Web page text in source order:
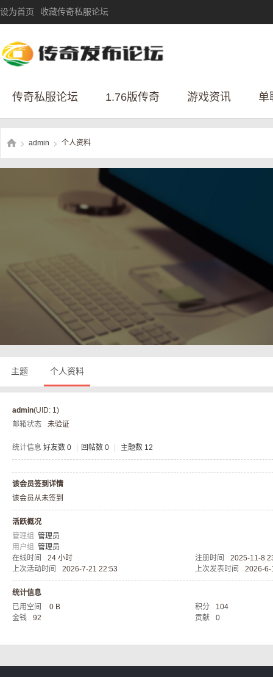
设为首页 收藏传奇私服论坛
传奇私服论坛 1.76版传奇 游戏资讯 单
服
admin 个人资料
主题 个人资料
admin(UID: 1)
邮箱状态
未验证
统计信息 好友数 0 回帖数 0 主题数 12
该会员签到详情
该会员从未签到
活跃概况
管理组 管理员
用户组 管理员
在线时间
24 小时 注册时间
2025-11-8
上次活动时间
2026-7-21 22:53 上次发表时间 2026-6-
统计信息
已用空间
0 B 积分
104
金钱
92 贡献 0